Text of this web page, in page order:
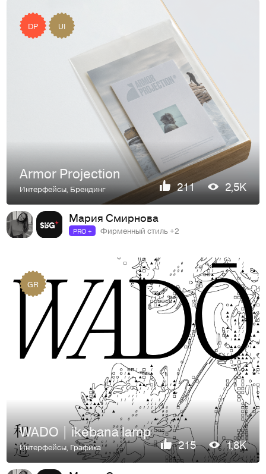
DP UI
Armor Projection
Интерфейсы,Брендинг 211 2,5K
Мария Смирнова
PRO + Фирменный стиль +2
GR
WADO | ikebana lamp
Интерфейсы,Графика 215 1,8K